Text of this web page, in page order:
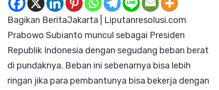
di
Merah
Putih
Bagikan BeritaJakarta | Liputanresolusi.com
Prabowo Subianto muncul sebagai Presiden
Republik Indonesia dengan segudang beban berat
di pundaknya. Beban ini sebenarnya bisa lebih
ringan jika para pembantunya bisa bekerja dengan